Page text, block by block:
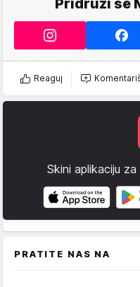
Reaguj
Skini aplikaciju
PRATITE NAS NA